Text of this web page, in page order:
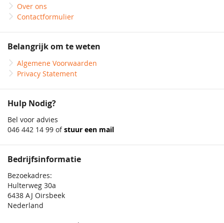
Over ons
Contactformulier
Belangrijk om te weten
Algemene Voorwaarden
Privacy Statement
Hulp Nodig?
Bel voor advies
046 442 14 99 ofstuur een mail
Bedrijfsinformatie
Bezoekadres:
Hulterweg 30a
6438 AJ Oirsbeek
Nederland